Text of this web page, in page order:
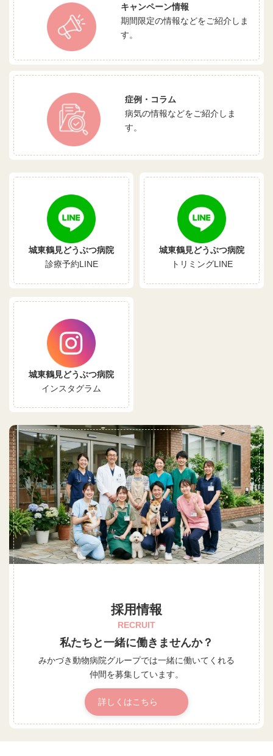
キャンペーン情報
期間限定の情報などをご紹介しま
す。
症例・コラム
病気の情報などをご紹介しま
す。
城東鶴見どうぶつ病院
診療予約LINE
城東鶴見どうぶつ病院
トリミングLINE
城東鶴見どうぶつ病院
インスタグラム
採用情報
RECRUIT
私たちと一緒に働きませんか？
みかづき動物病院グループでは一緒に働いてくれる
仲間を募集しています。
詳しくはこちら